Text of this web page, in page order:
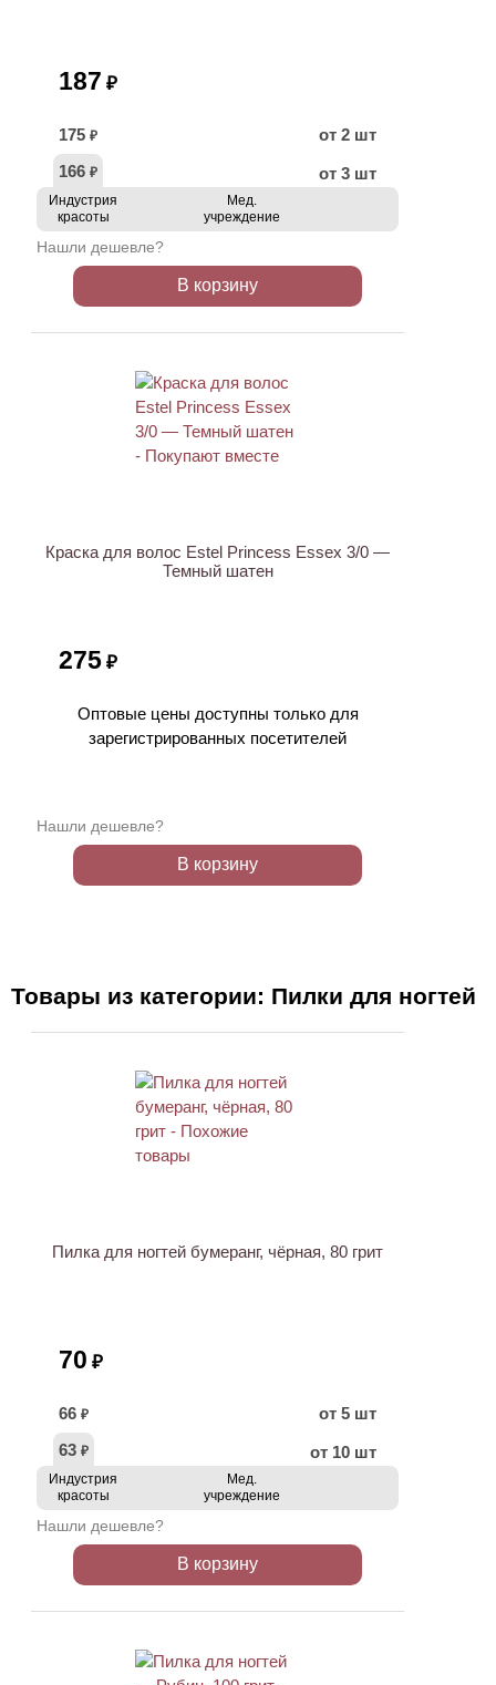
187 ₽
175 ₽
от 2 шт
166 ₽ от 3 шт
Индустрия
красоты
Мед.
учреждение
Нашли дешевле?
В корзину
Краска для волос Estel Princess Essex 3/0 —
Темный шатен
275 ₽
Оптовые цены доступны только для
зарегистрированных посетителей
Нашли дешевле?
В корзину
Товары из категории: Пилки для ногтей
Пилка для ногтей бумеранг, чёрная, 80 грит
70 ₽
66 ₽
от 5 шт
63 ₽ от 10 шт
Индустрия
красоты
Мед.
учреждение
Нашли дешевле?
В корзину